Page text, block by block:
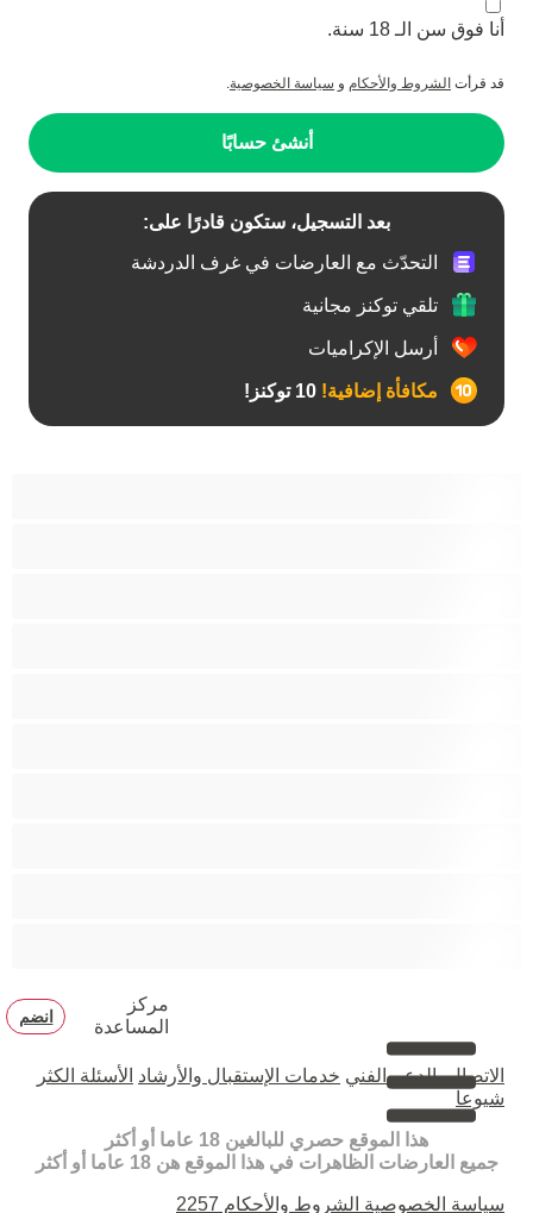
أنا فوق سن الـ 18 سنة.
قد قرأت الشروط والأحكام و سياسة الخصوصية.
أنشئ حسابًا
بعد التسجيل، ستكون قادرًا على:
التحدّث مع العارضات في غرف الدردشة
تلقي توكنز مجانية
أرسل الإكراميات
مكافأة إضافية!
مركز
المساعدة
انضم
الاتصال بالدعم الفني خدمات الإستقبال والأرشاد الأسئلة الكثر
شيوعا
هذا الموقع حصري للبالغين 18 عاما أو أكثر
جميع العارضات الظاهرات في هذا الموقع هن 18 عاما أو أكثر
سياسة الخصوصية الشروط والأحكام 2257